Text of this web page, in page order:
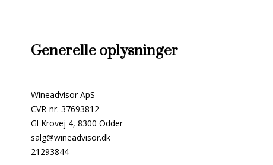
Generelle oplysninger
Wineadvisor ApS
CVR-nr. 37693812
Gl Krovej 4, 8300 Odder
salg@wineadvisor.dk
21293844